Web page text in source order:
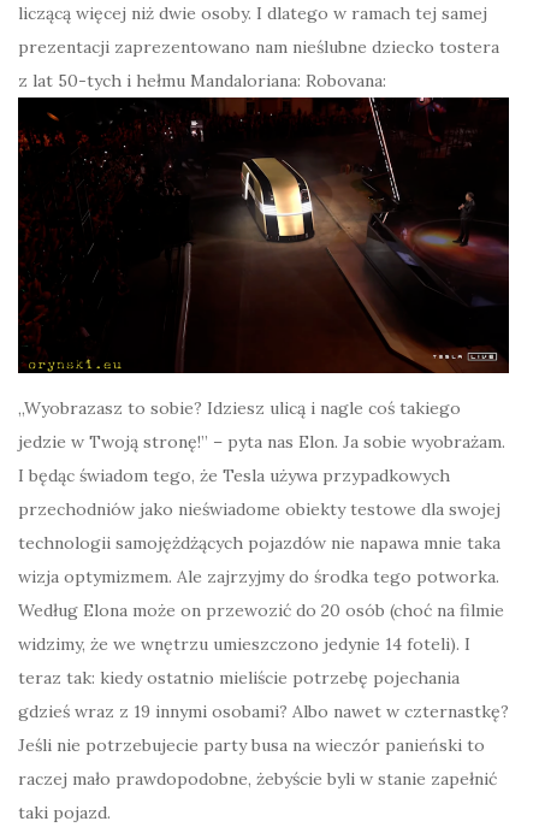
liczącą więcej niż dwie osoby. I dlatego w ramach tej samej
prezentacji zaprezentowano nam nieślubne dziecko tostera
z lat 50-tych i hełmu Mandaloriana: Robovana:
„Wyobrazasz to sobie? Idziesz ulicą i nagle coś takiego
jedzie w Twoją stronę!” – pyta nas Elon. Ja sobie wyobrażam.
I będąc świadom tego, że Tesla używa przypadkowych
przechodniów jako nieświadome obiekty testowe dla swojej
technologii samojężdżących pojazdów nie napawa mnie taka
wizja optymizmem. Ale zajrzyjmy do środka tego potworka.
Według Elona może on przewozić do 20 osób (choć na filmie
widzimy, że we wnętrzu umieszczono jedynie 14 foteli). I
teraz tak: kiedy ostatnio mieliście potrzebę pojechania
gdzieś wraz z 19 innymi osobami? Albo nawet w czternastkę?
Jeśli nie potrzebujecie party busa na wieczór panieński to
raczej mało prawdopodobne, żebyście byli w stanie zapełnić
taki pojazd.